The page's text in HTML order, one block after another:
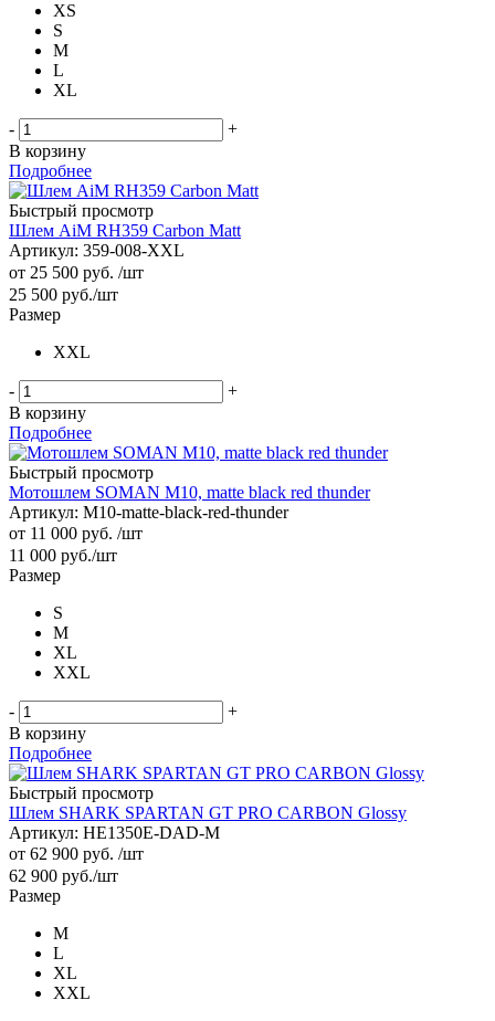
XS
S
M
L
XL
-
+
В корзину
Подробнее
Быстрый просмотр
Шлем AiM RH359 Carbon Matt
Артикул: 359-008-XXL
от 25 500 руб. /шт
25 500 руб./шт
Размер
XXL
-
+
В корзину
Подробнее
Быстрый просмотр
Мотошлем SOMAN M10, matte black red thunder
Артикул: M10-matte-black-red-thunder
от 11 000 руб. /шт
11 000 руб./шт
Размер
S
M
XL
XXL
-
+
В корзину
Подробнее
Быстрый просмотр
Шлем SHARK SPARTAN GT PRO CARBON Glossy
Артикул: HE1350E-DAD-M
от 62 900 руб. /шт
62 900 руб./шт
Размер
M
L
XL
XXL